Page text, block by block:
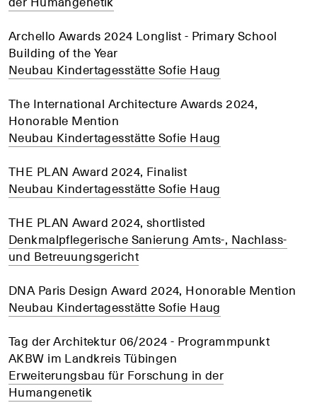
Archello Awards 2024 Longlist - Primary School
Building of the Year
Neubau Kindertagesstätte Sofie Haug
The International Architecture Awards 2024,
Honorable Mention
Neubau Kindertagesstätte Sofie Haug
THE PLAN Award 2024, Finalist
Neubau Kindertagesstätte Sofie Haug
THE PLAN Award 2024, shortlisted
Denkmalpflegerische Sanierung Amts-, Nachlass-
und Betreuungsgericht
DNA Paris Design Award 2024, Honorable Mention
Neubau Kindertagesstätte Sofie Haug
Tag der Architektur 06/2024 - Programmpunkt
AKBW im Landkreis Tübingen
Erweiterungsbau für Forschung in der
Humangenetik
+ +